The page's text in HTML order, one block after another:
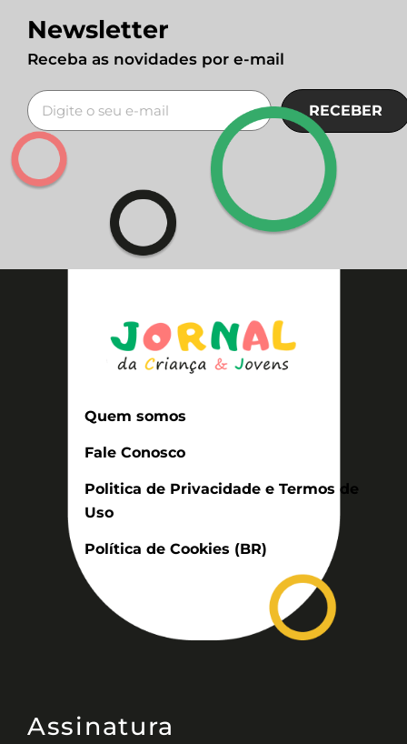
Newsletter
Receba as novidades por e-mail
RECEBER
Quem somos
Fale Conosco
Politica de Privacidade e Termos de
Uso
Política de Cookies (BR)
Assinatura